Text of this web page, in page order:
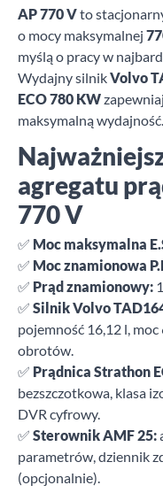
AP 770 Vto
o mocy maksymalnej
myślą o pracy w
Wydajny silnikVolvo
ECO 780 KW
maksymalną wydajność.
agregatu
770 V
✅ Moc maksymalna
✅ Moc znamionowa
✅ Prąd znamionowy:
✅ Silnik Volvo
pojemność 16,12 l,
obrotów.
✅ Prądnica Strathon
bezszczotkowa, klasa
DVR cyfrowy.
✅ Sterownik AMF 25:
parametrów, dziennik
(opcjonalnie).